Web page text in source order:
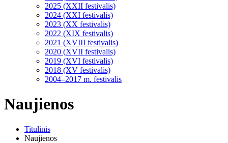
2025 (XXII festivalis)
2024 (XXI festivalis)
2023 (XX festivalis)
2022 (XIX festivalis)
2021 (XVIII festivalis)
2020 (XVII festivalis)
2019 (XVI festivalis)
2018 (XV festivalis)
2004–2017 m. festivalis
Naujienos
Titulinis
Naujienos